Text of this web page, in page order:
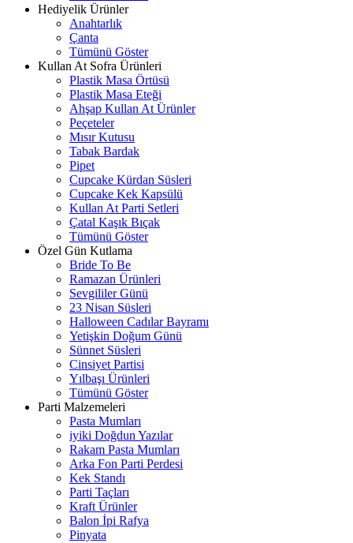
Hediyelik Ürünler
Anahtarlık
Çanta
Tümünü Göster
Kullan At Sofra Ürünleri
Plastik Masa Örtüsü
Plastik Masa Eteği
Ahşap Kullan At Ürünler
Peçeteler
Mısır Kutusu
Tabak Bardak
Pipet
Cupcake Kürdan Süsleri
Cupcake Kek Kapsülü
Kullan At Parti Setleri
Çatal Kaşık Bıçak
Tümünü Göster
Özel Gün Kutlama
Bride To Be
Ramazan Ürünleri
Sevgililer Günü
23 Nisan Süsleri
Halloween Cadılar Bayramı
Yetişkin Doğum Günü
Sünnet Süsleri
Cinsiyet Partisi
Yılbaşı Ürünleri
Tümünü Göster
Parti Malzemeleri
Pasta Mumları
iyiki Doğdun Yazılar
Rakam Pasta Mumları
Arka Fon Parti Perdesi
Kek Standı
Parti Taçları
Kraft Ürünler
Balon İpi Rafya
Pinyata